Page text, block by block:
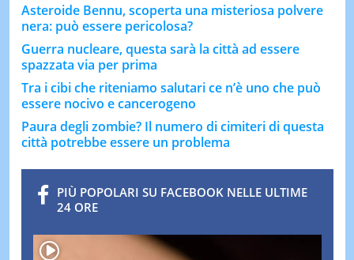
Asteroide Bennu, scoperta una misteriosa polvere
nera: può essere pericolosa?
Guerra nucleare, questa sarà la città ad essere
spazzata via per prima
Tra i cibi che riteniamo salutari ce n’è uno che può
essere nocivo e cancerogeno
Paura degli zombie? Il numero di cimiteri di questa
città potrebbe essere un problema
PIÙ POPOLARI SU FACEBOOK NELLE ULTIME
24 ORE